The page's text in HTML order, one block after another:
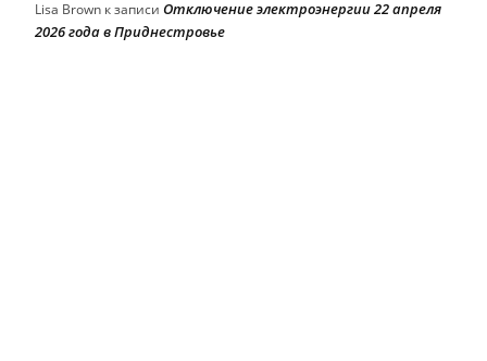
Lisa Brown к записи Отключение электроэнергии 22 апреля
2026 года в Приднестровье